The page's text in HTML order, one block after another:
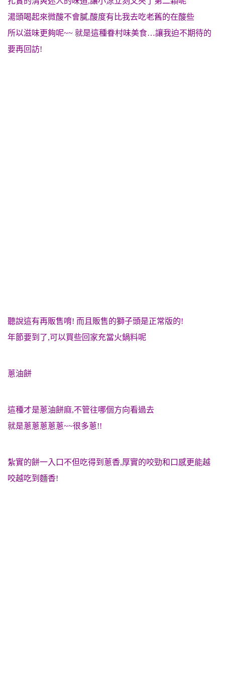
湯頭喝起來微酸不會膩,酸度有比我去吃老舊的在酸些
所以滋味更夠呢~~ 就是這種眷村味美食…讓我迫不期待的
要再回訪!
聽說這有再販售唷! 而且販售的獅子頭是正常版的!
年節要到了,可以買些回家充當火鍋料呢
蔥油餅
這種才是蔥油餅麻,不管往哪個方向看過去
就是蔥蔥蔥蔥蔥~~很多蔥!!
紮實的餅一入口不但吃得到蔥香,厚實的咬勁和口感更能越
咬越吃到麵香!